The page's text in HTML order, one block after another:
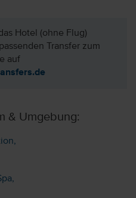
Hotel (ohne Flug)
Transfer zum
auf
& Umgebung: